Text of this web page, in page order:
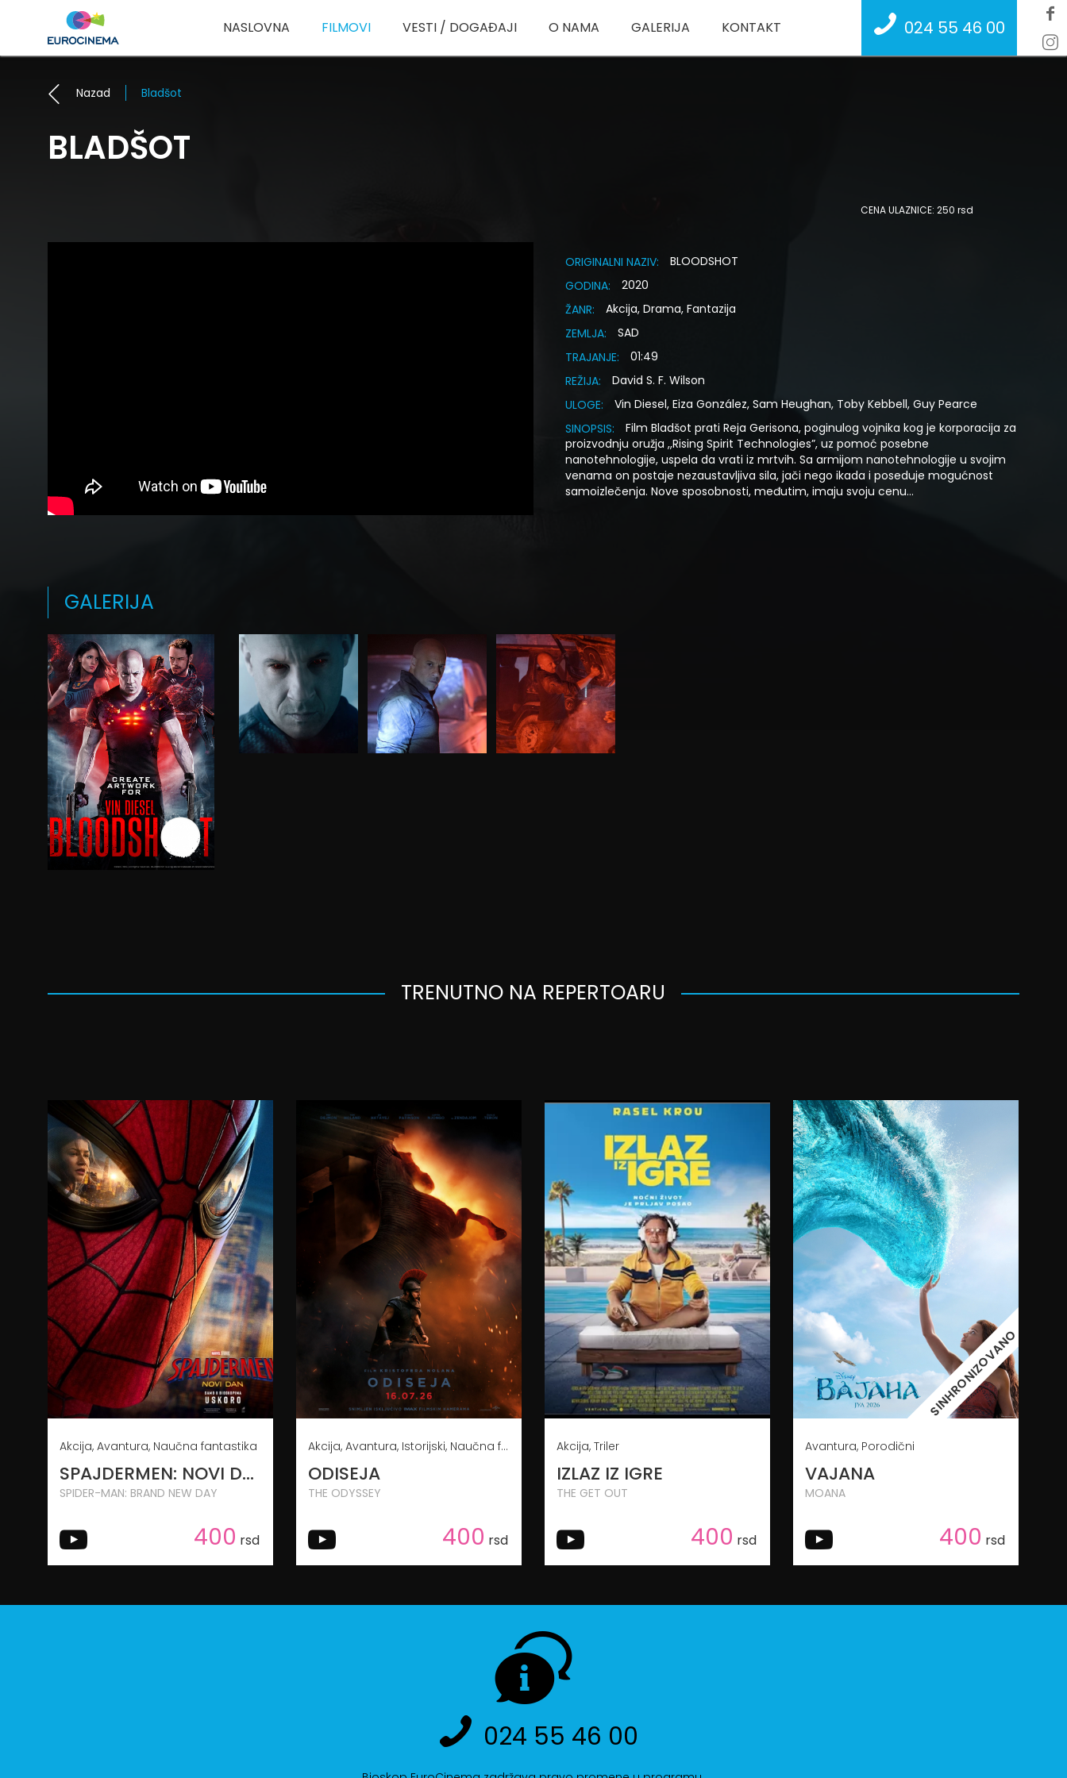
NASLOVNA FILMOVI VESTI / DOGAĐAJI O NAMA GALERIJA KONTAKT 024 55 46 00
Nazad Bladšot
BLADŠOT
CENA ULAZNICE: 250 rsd
ORIGINALNI NAZIV:
BLOODSHOT
GODINA:
2020
ŽANR:
Akcija, Drama, Fantazija
ZEMLJA:
SAD
TRAJANJE:
01:49
REŽIJA:
David S. F. Wilson
ULOGE:
Vin Diesel, Eiza González, Sam Heughan, Toby Kebbell, Guy Pearce
SINOPSIS:
Film Bladšot prati Reja Gerisona, poginulog vojnika kog je korporacija za
proizvodnju oružja ,,Rising Spirit Technologies”, uz pomoć posebne
nanotehnologije, uspela da vrati iz mrtvih. Sa armijom nanotehnologije u svojim
venama on postaje nezaustavljiva sila, jači nego ikada i poseduje mogućnost
samoizlečenja. Nove sposobnosti, međutim, imaju svoju cenu…
GALERIJA
TRENUTNO NA REPERTOARU
17:30
08.08.2026.
09.08.2026.
10.08.2026.
11.08.2026.
12.08.2026.
Akcija, Avantura, Naučna fantastika
SPAJDERMEN: NOVI DAN
SPIDER-MAN: BRAND NEW DAY
400 rsd
20:00
08.08.2026.
09.08.2026.
10.08.2026. 11.08.2026.
12.08.2026.
Akcija, Avantura, Istorijski, Naučna fantastika
ODISEJA
THE ODYSSEY
400 rsd
08.08.2026.
09.08.2026.
Akcija, Triler
IZLAZ IZ IGRE
THE GET OUT
400 rsd
11:00 09.08.2026.
SINHRONIZOVANO
Avantura, Porodični
VAJANA
MOANA
400 rsd
024 55 46 00